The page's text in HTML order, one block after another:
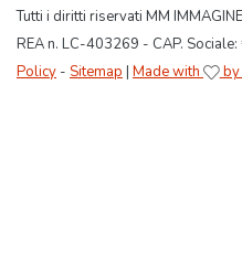
Tutti i diritti riservati MM
REA n. LC-403269 - CAP.
Policy - Sitemap | Made with by